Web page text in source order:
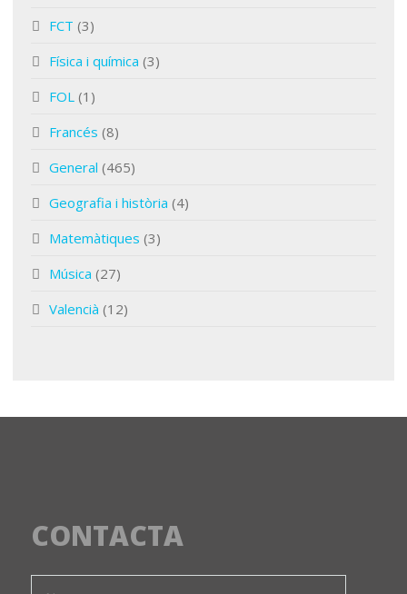
FCT (3)
Física i química (3)
FOL (1)
Francés (8)
General (465)
Geografia i història (4)
Matemàtiques (3)
Música (27)
Valencià (12)
CONTACTA